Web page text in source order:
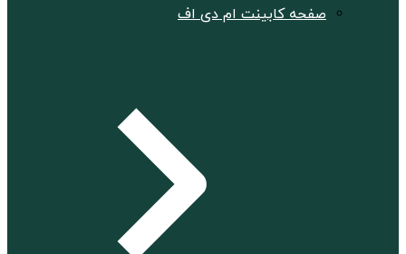
صفحه کابینت ام دی اف